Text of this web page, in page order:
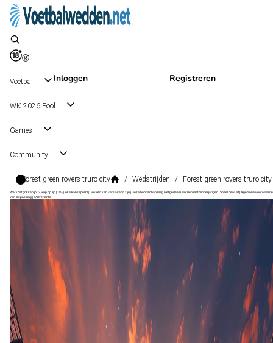
Inloggen Registreren
Voetbal
WK 2026 Pool
Games
Community
Forest green rovers truro city / Wedstrijden / Forest green rovers truro city
Wat kost gokken jou? Stop op tijd | 18+ | loketkansspel.nl | Gokken kan verslavend zijn | Deze boodschap mag niet gedeeld worden met minderjarigen | Speel bewust | Algemene
van toepassing | #Advertentie
National League , Engeland
National League
Forest Green Rovers
Alle wedstrijden
Truro City - Forest Green Rovers
Opstellingen